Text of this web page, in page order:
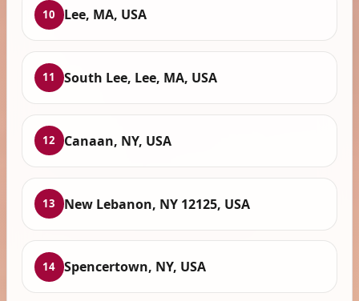
10 Lee, MA, USA
11 South Lee, Lee, MA, USA
12 Canaan, NY, USA
13 New Lebanon, NY 12125, USA
14 Spencertown, NY, USA